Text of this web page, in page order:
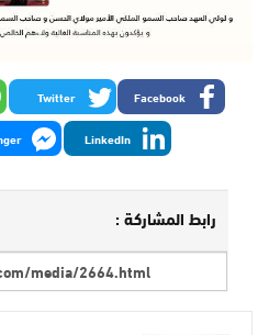
Facebook
Twitter
LinkedIn
رابط المشاركة :